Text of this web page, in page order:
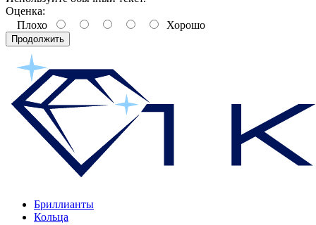
Оценка:
Плохо
Хорошо
Продолжить
Бриллианты
Кольца